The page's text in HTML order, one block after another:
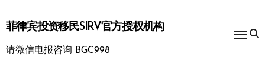
到
内
菲律宾投资移民SIRV官方授权机构
请微信电报咨询 BGC998